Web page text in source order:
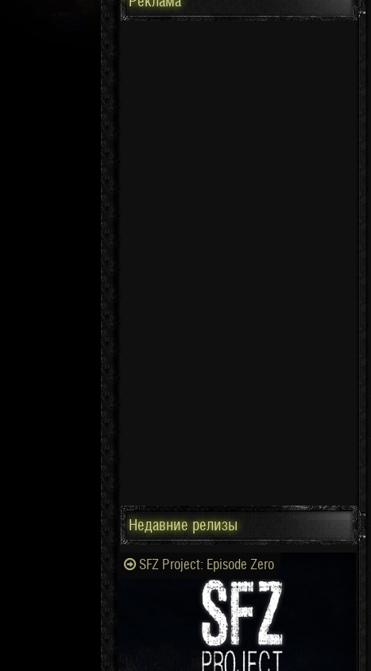
Недавние релизы
SFZ Project: Episode Zero